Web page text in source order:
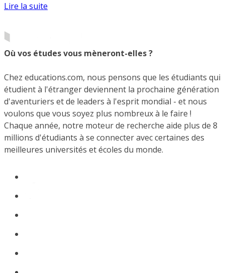
Lire la suite
Où vos études vous mèneront-elles ?
Chez educations.com, nous pensons que les étudiants qui
étudient à l'étranger deviennent la prochaine génération
d'aventuriers et de leaders à l'esprit mondial - et nous
voulons que vous soyez plus nombreux à le faire !
Chaque année, notre moteur de recherche aide plus de 8
millions d'étudiants à se connecter avec certaines des
meilleures universités et écoles du monde.